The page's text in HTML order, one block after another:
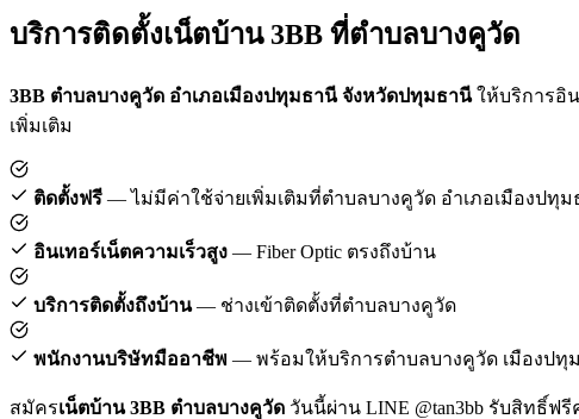
บริการติดตั้งเน็ตบ้าน 3BB ที่ตำบลบางคูวัด
3BB ตำบลบางคูวัด อำเภอเมืองปทุมธานี จังหวัดปทุมธานีให้บริการอิ
เพิ่มเติม
ติดตั้งฟรี — ไม่มีค่าใช้จ่ายเพิ่มเติมที่ตำบลบางคูวัด อำเภอเมืองปทุม
อินเทอร์เน็ตความเร็วสูง — Fiber Optic ตรงถึงบ้าน
บริการติดตั้งถึงบ้าน— ช่างเข้าติดตั้งที่ตำบลบางคูวัด
พนักงานบริษัทมืออาชีพ — พร้อมให้บริการตำบลบางคูวัด เมืองปทุ
สมัครเน็ตบ้าน 3BB ตำบลบางคูวัด วันนี้ผ่าน LINE @tan3bb รับสิทธิ์